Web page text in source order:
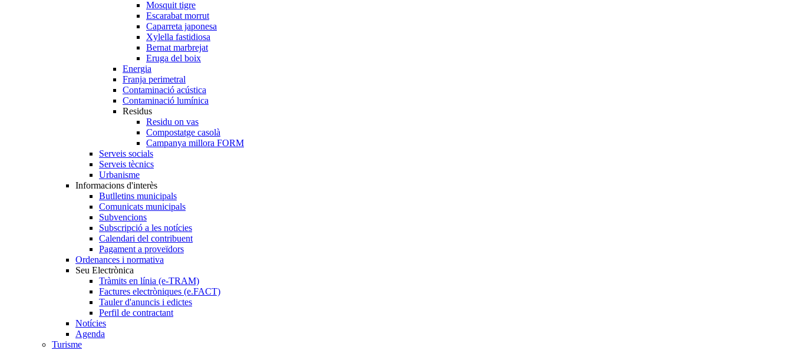
Mosquit tigre
Escarabat morrut
Caparreta japonesa
Xylella fastidiosa
Bernat marbrejat
Eruga del boix
Energia
Franja perimetral
Contaminació acústica
Contaminació lumínica
Residus
Residu on vas
Compostatge casolà
Campanya millora FORM
Serveis socials
Serveis tècnics
Urbanisme
Informacions d'interès
Butlletins municipals
Comunicats municipals
Subvencions
Subscripció a les notícies
Calendari del contribuent
Pagament a proveïdors
Ordenances i normativa
Seu Electrònica
Tràmits en línia (e-TRAM)
Factures electròniques (e.FACT)
Tauler d'anuncis i edictes
Perfil de contractant
Notícies
Agenda
Turisme